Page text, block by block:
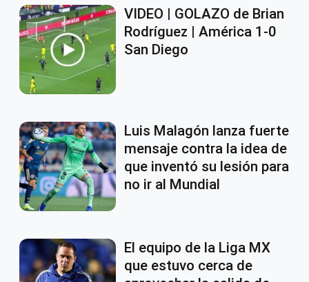
VIDEO | GOLAZO de Brian
Rodríguez | América 1-0
San Diego
Luis Malagón lanza fuerte
mensaje contra la idea de
que inventó su lesión para
no ir al Mundial
El equipo de la Liga MX
que estuvo cerca de